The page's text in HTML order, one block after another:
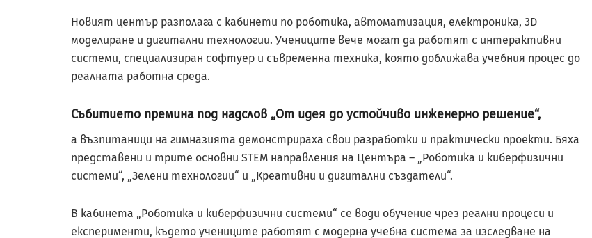
Новият център разполага с кабинети по роботика, автоматизация, електроника, 3D
моделиране и дигитални технологии. Учениците вече могат да работят с интерактивни
системи, специализиран софтуер и съвременна техника, която доближава учебния процес до
реалната работна среда.
Събитието премина под надслов „От идея до устойчиво инженерно решение“,
а възпитаници на гимназията демонстрираха свои разработки и практически проекти. Бяха
представени и трите основни STEM направления на Центъра – „Роботика и киберфизични
системи“, „Зелени технологии“ и „Креативни и дигитални създатели“.
В кабинета „Роботика и киберфизични системи“ се води обучение чрез реални процеси и
експерименти, където учениците работят с модерна учебна система за изследване на